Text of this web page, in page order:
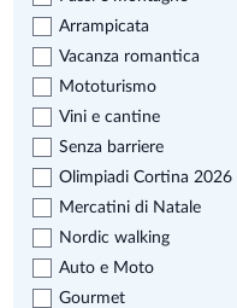
Arrampicata
Vacanza romantica
Mototurismo
Vini e cantine
Senza barriere
Olimpiadi Cortina 2026
Mercatini di Natale
Nordic walking
Auto e Moto
Gourmet